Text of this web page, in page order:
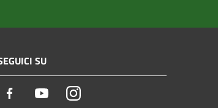
SU
Facebook YoutubeInstagram